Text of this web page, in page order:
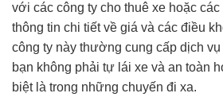
với các công ty cho thuê xe hoặc
thông tin chi tiết về giá và các điều
công ty này thường cung cấp dịch
bạn không phải tự lái xe và an toàn
biệt là trong những chuyến đi xa.